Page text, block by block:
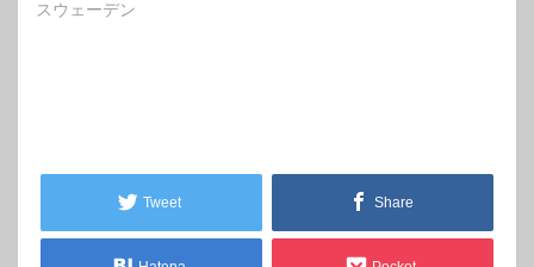
スウェーデン
Tweet Share